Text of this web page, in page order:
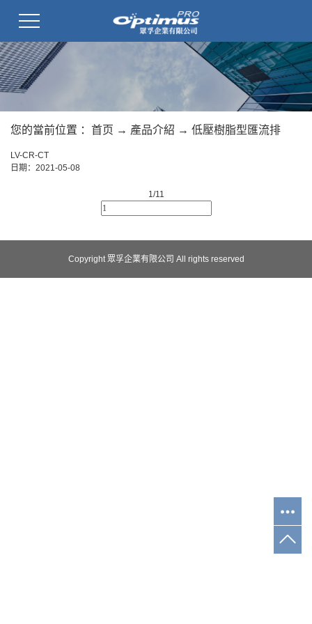
您的當前位置 ： 首页 → 產品介紹 → 低壓樹脂型匯流排
LV-CR-CT
日期： 2021-05-08
1/11
Copyright 眾孚企業有限公司 All rights reserved